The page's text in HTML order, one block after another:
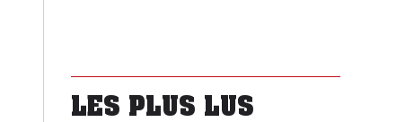
LES PLUS LUS